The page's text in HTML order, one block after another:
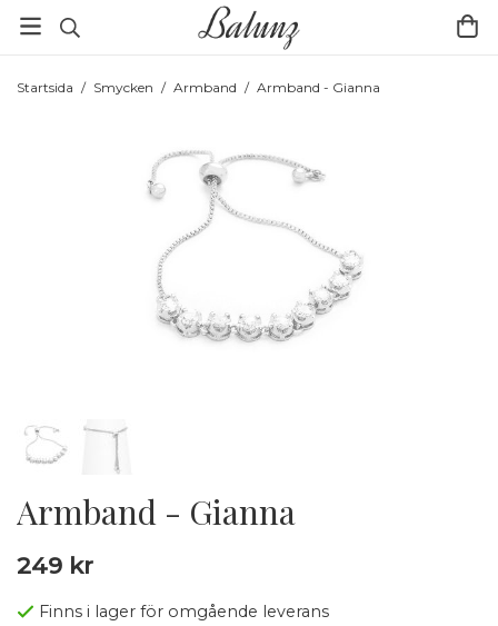
Startsida / Smycken / Armband / Armband - Gianna
Armband - Gianna
249 kr
Finns i lager för omgående leverans